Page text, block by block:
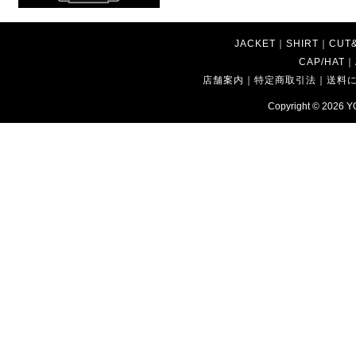
JACKET ｜ SHIRT ｜
CAP/HAT ｜
店舗案内 ｜特定商取引法 ｜送料
Copyright © 2026